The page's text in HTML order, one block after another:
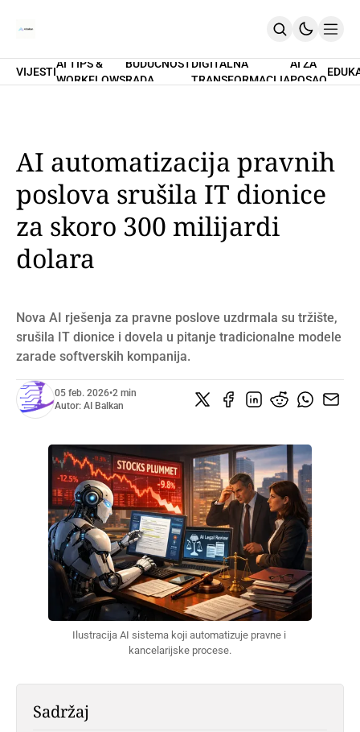
Home
PRETPLATI SE
VIJESTI
AI TIPS &
WORKFLOWS
BUDUĆNOST
RADA
DIGITALNA
TRANSFORMACIJA
AI ZA
POSAO
AI automatizacija pravnih
poslova srušila IT dionice
za skoro 300 milijardi
dolara
Nova AI rješenja za pravne poslove uzdrmala su tržište,
srušila IT dionice i dovela u pitanje tradicionalne modele
zarade softverskih kompanija.
05 feb. 2026•2 min
Autor: AI Balkan
Ilustracija AI sistema koji automatizuje pravne i
kancelarijske procese.
Sadržaj